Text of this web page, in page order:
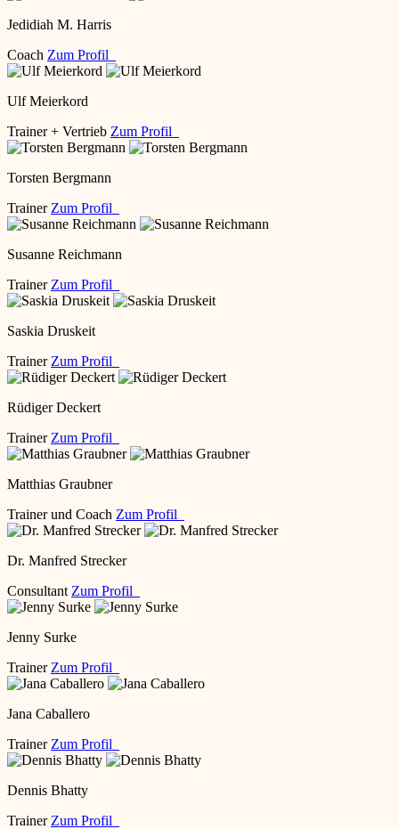
Jedidiah M. Harris
Coach Zum Profil
Ulf Meierkord
Trainer + Vertrieb Zum Profil
Torsten Bergmann
Trainer Zum Profil
Susanne Reichmann
Trainer Zum Profil
Saskia Druskeit
Trainer Zum Profil
Rüdiger Deckert
Trainer Zum Profil
Matthias Graubner
Trainer und Coach Zum Profil
Dr. Manfred Strecker
Consultant Zum Profil
Jenny Surke
Trainer Zum Profil
Jana Caballero
Trainer Zum Profil
Dennis Bhatty
Trainer Zum Profil